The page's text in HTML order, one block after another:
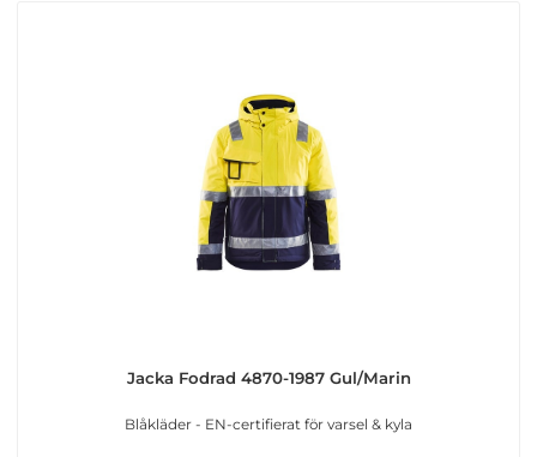
Jacka Fodrad 4870-1987 Gul/Marin
Blåkläder - EN-certifierat för varsel & kyla